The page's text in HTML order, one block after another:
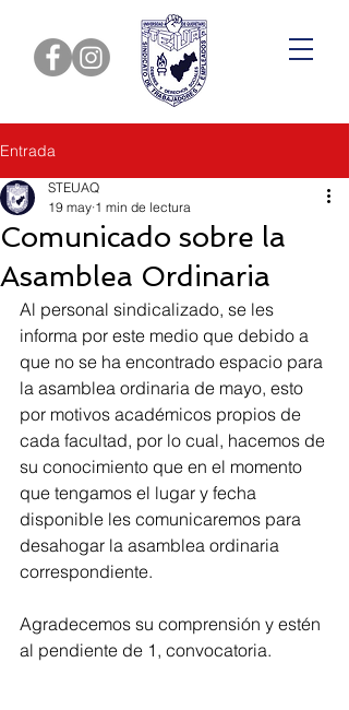
Entrada
Comunicado sobre la
Asamblea Ordinaria
STEUAQ
19 may 1 min de lectura
Al personal sindicalizado, se les
informa por este medio que debido a
que no se ha encontrado espacio para
la asamblea ordinaria de mayo, esto
por motivos académicos propios de
cada facultad, por lo cual, hacemos de
su conocimiento que en el momento
que tengamos el lugar y fecha
disponible les comunicaremos para
desahogar la asamblea ordinaria
correspondiente.
Agradecemos su comprensión y estén
al pendiente de 1, convocatoria.